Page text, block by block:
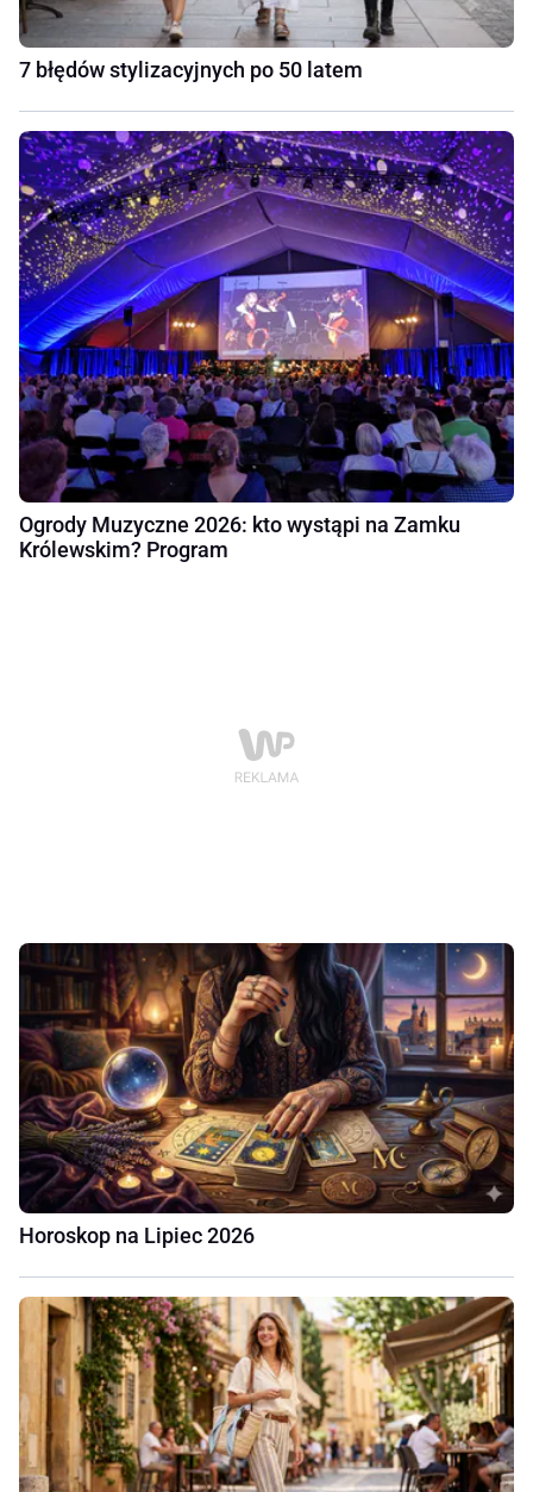
7 błędów stylizacyjnych po 50 latem
Ogrody Muzyczne 2026: kto wystąpi na Zamku
Królewskim? Program
Horoskop na Lipiec 2026